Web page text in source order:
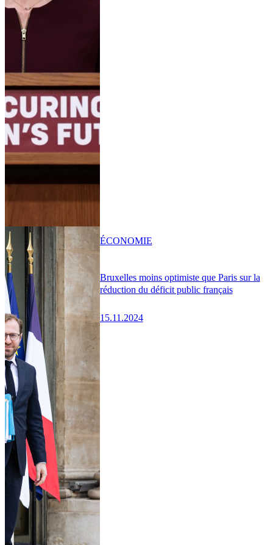
Bruxelles moins optimiste que Paris sur la
réduction du déficit public français
15.11.2024
ÉCONOMIE